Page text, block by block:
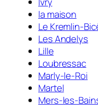
la maison
Le Kremlin-
Les Andelys
Lille
Loubressac
Marly-le-Roi
Martel
Mers-les-